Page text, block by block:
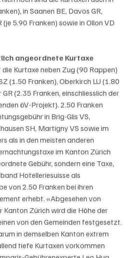
in Saanen BE, Davos GR,
(je 5.90 Franken) sowie in Ollon VD
angeordnete Kurtaxe
Kurtaxe neben Zug (90 Rappen)
(1.50 Franken), Oberkirch LU (1.80
GR (2.35 Franken, einschliesslich der
öV-Projekt). 2.50 Franken
in Brig-Glis VS,
SH, Martigny VS sowie im
als in den meisten anderen
im Kanton Zürich
Gebühr, sondern eine Taxe,
Hotelleriesuisse als
von 2.50 Franken bei ihren
erhebt. «Abgesehen von
Kanton Zürich wird die Höhe der
von den Gemeinden festgesetzt.
in demselben Kanton extrem
tiefe Kurtaxen vorkommen